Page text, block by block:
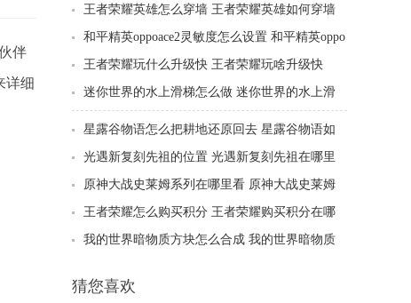
伴
详细
王者荣耀英雄怎么穿墙 王者荣耀英雄如何穿墙
和平精英oppoace2灵敏度怎么设置 和平精英oppo
ace2灵敏度如何设置
王者荣耀玩什么升级快 王者荣耀玩啥升级快
迷你世界的水上滑梯怎么做 迷你世界的水上滑
梯如何做
星露谷物语怎么把耕地还原回去 星露谷物语如
何让耕地变回土地
光遇新复刻先祖的位置 光遇新复刻先祖在哪里
原神大战史莱姆系列在哪里看 原神大战史莱姆
哪里可以看
王者荣耀怎么购买积分 王者荣耀购买积分在哪
里
我的世界暗物质方块怎么合成 我的世界暗物质
猜您喜欢